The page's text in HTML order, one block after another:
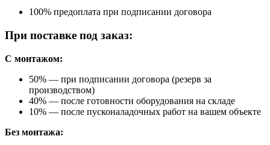
100% предоплата при подписании договора
При поставке под заказ:
С монтажом:
50% — при подписании договора (резерв за
производством)
40% — после готовности оборудования на складе
10% — после пусконаладочных работ на вашем объекте
Без монтажа: